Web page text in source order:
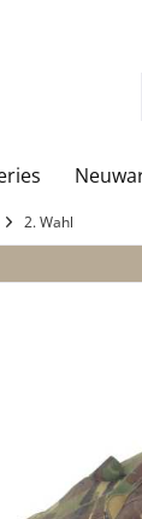
2. Wahl